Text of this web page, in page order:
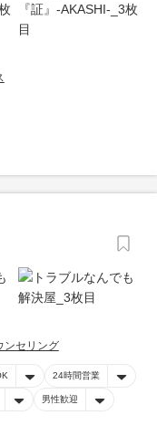
ンセリング
24時間営業
男性歓迎